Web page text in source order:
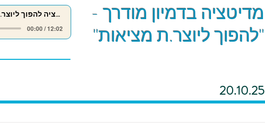
מדיטציה להפוך ליוצר.ת מציאות
00:00 / 12:02
מדיטציה בדמיון מודרך -
"להפוך ליוצר.ת מציאות"
20.10.25